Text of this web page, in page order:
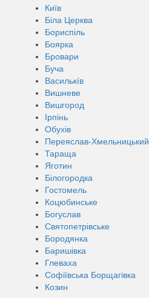
Київ
Біла Церква
Бориспіль
Боярка
Бровари
Буча
Василькíв
Вишневе
Вишгород
Ірпінь
Обухів
Переяслав-Хмельницький
Тараща
Яготин
Білогородка
Гостомель
Коцюбинське
Богуслав
Святопетрівське
Бородянка
Баришівка
Глеваха
Софіївська Борщагівка
Козин